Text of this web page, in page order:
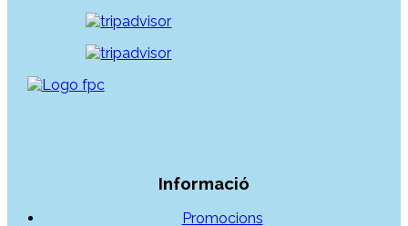
Informació
Promocions